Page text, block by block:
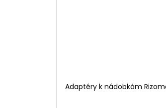
Adaptéry k nádobkám